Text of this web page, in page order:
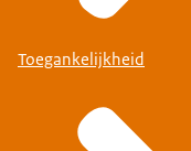
Toegankelijkheid